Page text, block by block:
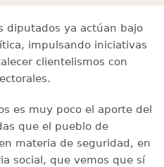
diputados ya actúan bajo
impulsando iniciativas
clientelismos con
es muy poco el aporte del
que el pueblo de
materia de seguridad, en
social, que vemos que sí